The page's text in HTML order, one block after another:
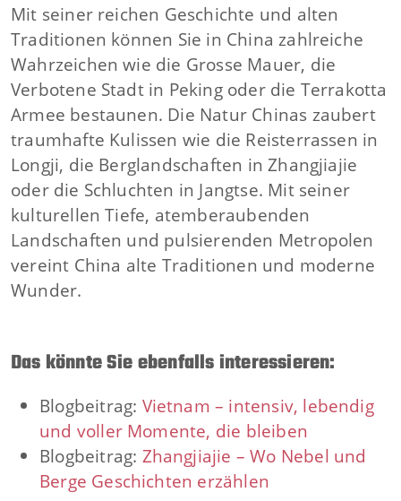
Mit seiner reichen Geschichte und alten
Traditionen können Sie in China zahlreiche
Wahrzeichen wie die Grosse Mauer, die
Verbotene Stadt in Peking oder die Terrakotta
Armee bestaunen. Die Natur Chinas zaubert
traumhafte Kulissen wie die Reisterrassen in
Longji, die Berglandschaften in Zhangjiajie
oder die Schluchten in Jangtse. Mit seiner
kulturellen Tiefe, atemberaubenden
Landschaften und pulsierenden Metropolen
vereint China alte Traditionen und moderne
Wunder.
Das könnte Sie ebenfalls interessieren:
Blogbeitrag: Vietnam – intensiv, lebendig
und voller Momente, die bleiben
Blogbeitrag: Zhangjiajie – Wo Nebel und
Berge Geschichten erzählen